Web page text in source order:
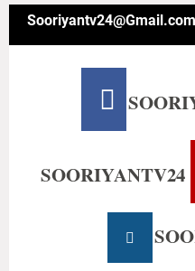
Sooriyantv24@Gmail.com
SOORIYANTV24